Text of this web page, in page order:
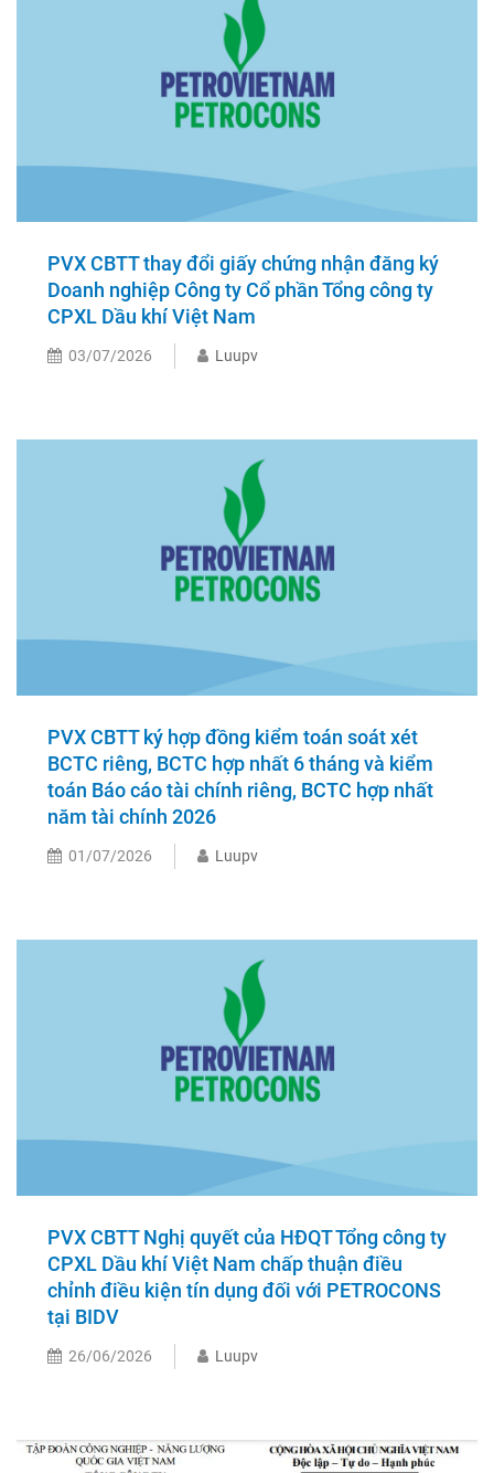
PVX CBTT thay đổi giấy chứng nhận đăng ký
Doanh nghiệp Công ty Cổ phần Tổng công ty
CPXL Dầu khí Việt Nam
03/07/2026 Luupv
PVX CBTT ký hợp đồng kiểm toán soát xét
BCTC riêng, BCTC hợp nhất 6 tháng và kiểm
toán Báo cáo tài chính riêng, BCTC hợp nhất
năm tài chính 2026
01/07/2026 Luupv
PVX CBTT Nghị quyết của HĐQT Tổng công ty
CPXL Dầu khí Việt Nam chấp thuận điều
chỉnh điều kiện tín dụng đối với PETROCONS
tại BIDV
26/06/2026 Luupv